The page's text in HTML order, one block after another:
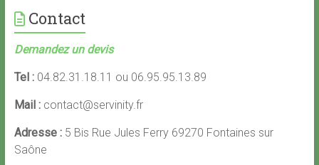
Contact
Demandez un devis
Tel :04.82.31.18.11 ou 06.95.95.13.89
Mail :contact@servinity.fr
Adresse :5 Bis Rue Jules Ferry 69270 Fontaines sur
Saône